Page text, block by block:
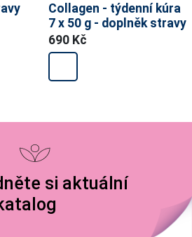
Collagen - týdenní kúra
7 x 50 g - doplněk stravy
690 Kč
si aktuální